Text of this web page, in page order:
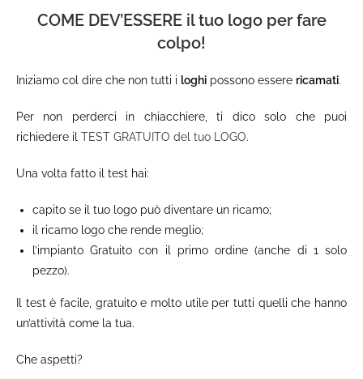
COME DEV’ESSERE il tuo logo per fare
colpo!
Iniziamo col dire che non tutti i loghi possono essere ricamati.
Per non perderci in chiacchiere, ti dico solo che puoi
richiedere il TEST GRATUITO del tuo LOGO.
Una volta fatto il test hai:
capito se il tuo logo può diventare un ricamo;
il ricamo logo che rende meglio;
l’impianto Gratuito con il primo ordine (anche di 1 solo
pezzo).
Il test è facile, gratuito e molto utile per tutti quelli che hanno
un’attività come la tua.
Che aspetti?